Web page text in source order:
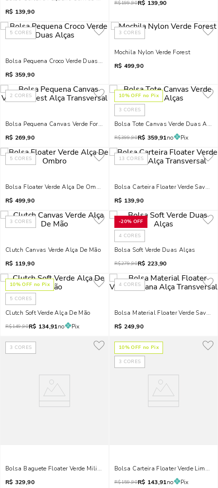
R$ 139,90
R$199,90R$ 139,90
5 CORES
Bolsa Pequena Croco Verde Duas Alças
R$ 359,90
3 CORES
Mochila Nylon Verde Forest
R$ 499,90
2 CORES
Bolsa Pequena Canvas Verde Forest Alça Transversal
R$ 269,90
10% OFF no Pix
3 CORES
Bolsa Tote Canvas Verde Duas
R$399,90R$ 359,91no Pix
5 CORES
Bolsa Floater Verde Alça De Ombro
R$ 499,90
13 CORES
Bolsa Carteira Floater Verde
R$ 139,90
3 CORES
Clutch Canvas Verde Alça De Mão
R$ 119,90
-20% OFF
4 CORES
Bolsa Soft Verde Duas Alças
R$279,90R$ 223,90
10% OFF no Pix
5 CORES
Clutch Soft Verde Alça De Mão
R$149,90R$ 134,91no Pix
4 CORES
Bolsa Material Floater Verde
R$ 249,90
3 CORES
Bolsa Baguete Floater Verde Militar Pespontos
R$ 329,90
10% OFF no Pix
3 CORES
Bolsa Carteira Floater Verde Limão
R$159,90R$ 143,91no Pix